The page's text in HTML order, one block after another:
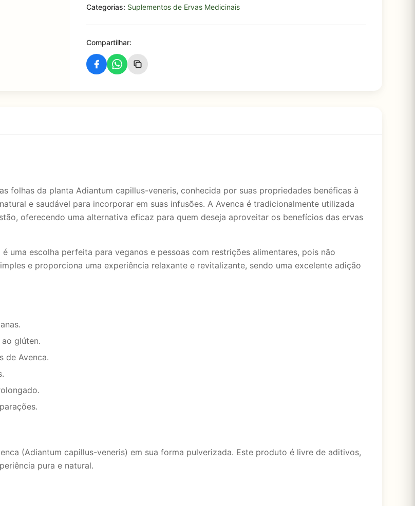
Categorias: Suplementos de Ervas Medicinais
Compartilhar:
folhas da planta Adiantum capillus-veneris, conhecida por suas propriedades benéficas à
e saudável para incorporar em suas infusões. A Avenca é tradicionalmente utilizada
oferecendo uma alternativa eficaz para quem deseja aproveitar os benefícios das ervas
uma escolha perfeita para veganos e pessoas com restrições alimentares, pois não
e proporciona uma experiência relaxante e revitalizante, sendo uma excelente adição
glúten.
de Avenca.
(Adiantum capillus-veneris) em sua forma pulverizada. Este produto é livre de aditivos,
pura e natural.